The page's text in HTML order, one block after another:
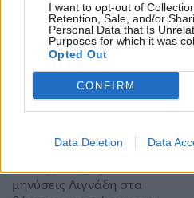
I want to opt-out of
Retention, Sale, and/or
Personal Data that Is
Purposes for which it was
Opted Out
CONFIRM
Data Deletion Data
Βορίδης δημόσιο
ΠΡΟΗΓΟΎΜΕΝΟ ΆΡΘΡΟ
Γιάννης Βλάχος: Οι
μηνύσεις Λιγνάδη στα